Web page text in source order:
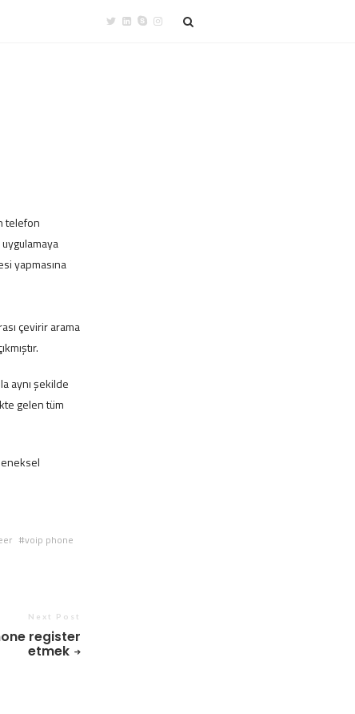
telefon
yapmasına
çevirir arama
aynı şekilde
gelen tüm
voip phone
Next Post
register
etmek